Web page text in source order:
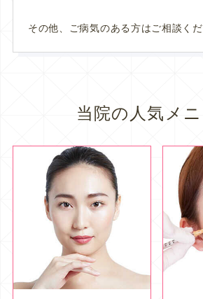
その他、ご病気のある方はご相談くだ
当院の人気メ